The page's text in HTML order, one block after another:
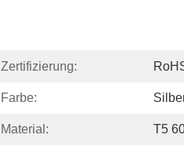
Zertifizierung:
Farbe:
Material: T5